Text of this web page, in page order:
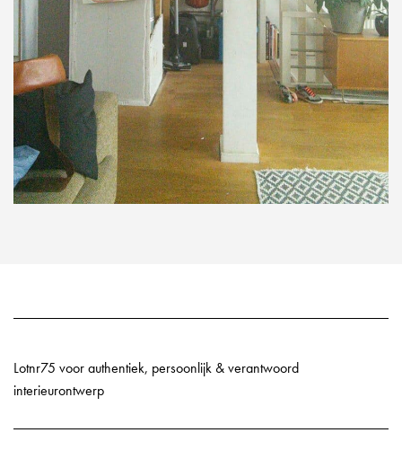
Lotnr75 voor authentiek, persoonlijk & verantwoord
interieurontwerp